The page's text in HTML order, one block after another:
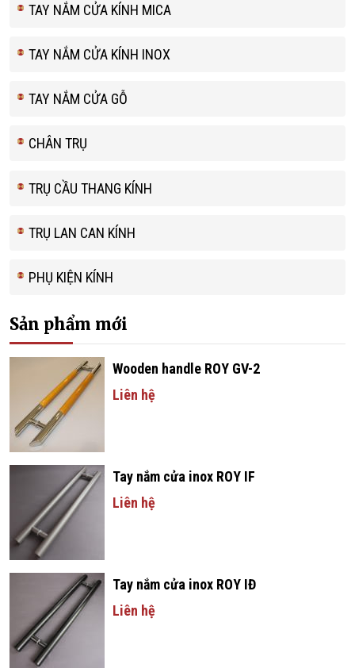
TAY NẮM CỬA KÍNH MICA
TAY NẮM CỬA KÍNH INOX
TAY NẮM CỬA GỖ
CHÂN TRỤ
TRỤ CẦU THANG KÍNH
TRỤ LAN CAN KÍNH
PHỤ KIỆN KÍNH
Sản phẩm mới
Wooden handle ROY GV-2
Liên hệ
Tay nắm cửa inox ROY IF
Liên hệ
Tay nắm cửa inox ROY IĐ
Liên hệ